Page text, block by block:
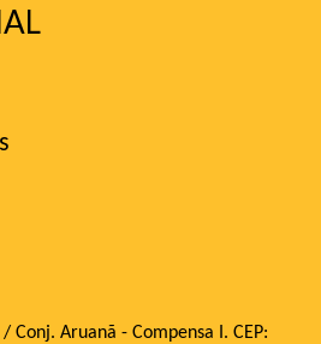
Conj. Aruanã - Compensa I. CEP: